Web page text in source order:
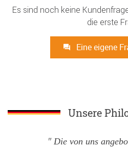
Es sind noch keine
die erste
Eine eigene
Unsere
Die von uns